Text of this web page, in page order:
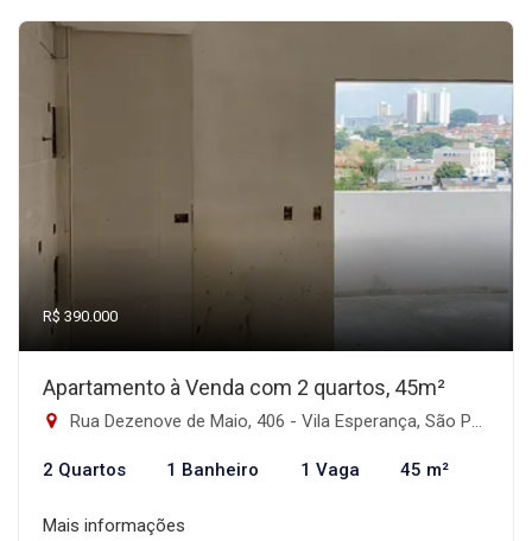
R$ 390.000
Apartamento à Venda com 2 quartos, 45m²
Rua Dezenove de Maio, 406 - Vila Esperança, São Paulo-SP
2 Quartos 1 Banheiro 1 Vaga 45 m²
Mais informações